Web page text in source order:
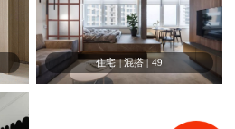
住宅 | 混搭 49